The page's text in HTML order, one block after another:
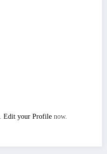
Edit your Profile now.